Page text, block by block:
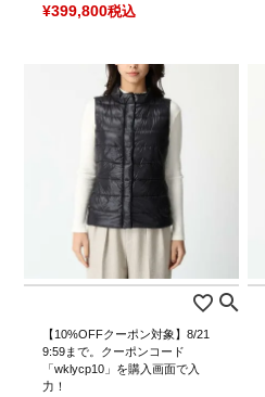
¥399,800税込
【10%OFFクーポン対象】8/21
9:59まで。クーポンコード
「wklycp10」を購入画面で入
力！